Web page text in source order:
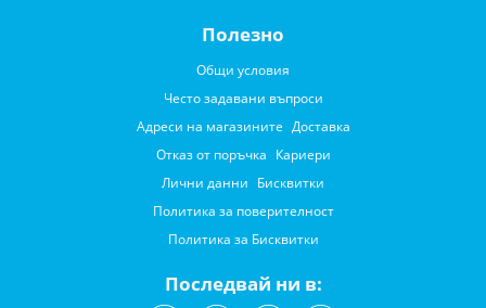
Полезно
Общи условия
Често задавани въпроси
Адреси на магазините Доставка
Отказ от поръчка Кариери
Лични данни Бисквитки
Политика за поверителност
Политика за Бисквитки
Последвай ни в: